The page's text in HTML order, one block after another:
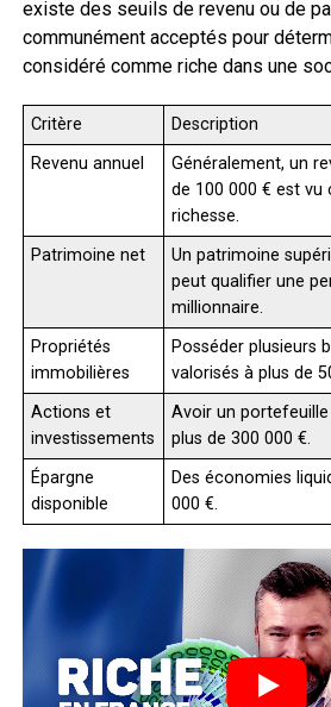
existe des seuils de revenu ou de
communément acceptés pour
considéré comme riche dans une
Critère
Description
Revenu annuel
Généralement, un
de 100 000 € est vu
richesse.
Patrimoine net
Un patrimoine
peut qualifier une
millionnaire.
Propriétés
immobilières
Posséder plusieurs
valorisés à plus de
Actions et
investissements
Avoir un portefeuille
plus de 300 000 €.
Épargne
disponible
Des économies
000 €.